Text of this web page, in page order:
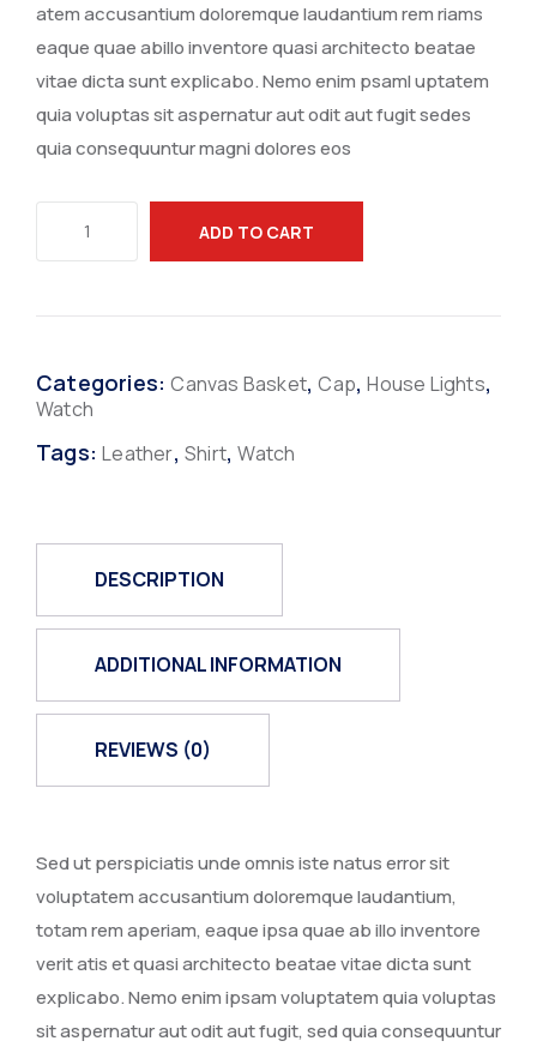
atem accusantium doloremque laudantium rem riams
eaque quae abillo inventore quasi architecto beatae
vitae dicta sunt explicabo. Nemo enim psaml uptatem
quia voluptas sit aspernatur aut odit aut fugit sedes
quia consequuntur magni dolores eos
ADD TO CART
Categories:Canvas Basket,Cap,House Lights,
Watch
Tags:Leather,Shirt,Watch
DESCRIPTION
ADDITIONAL INFORMATION
REVIEWS (0)
Sed ut perspiciatis unde omnis iste natus error sit
voluptatem accusantium doloremque laudantium,
totam rem aperiam, eaque ipsa quae ab illo inventore
verit atis et quasi architecto beatae vitae dicta sunt
explicabo. Nemo enim ipsam voluptatem quia voluptas
sit aspernatur aut odit aut fugit, sed quia consequuntur